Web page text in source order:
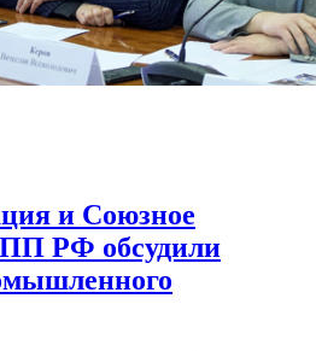
и Союзное
РФ обсудили